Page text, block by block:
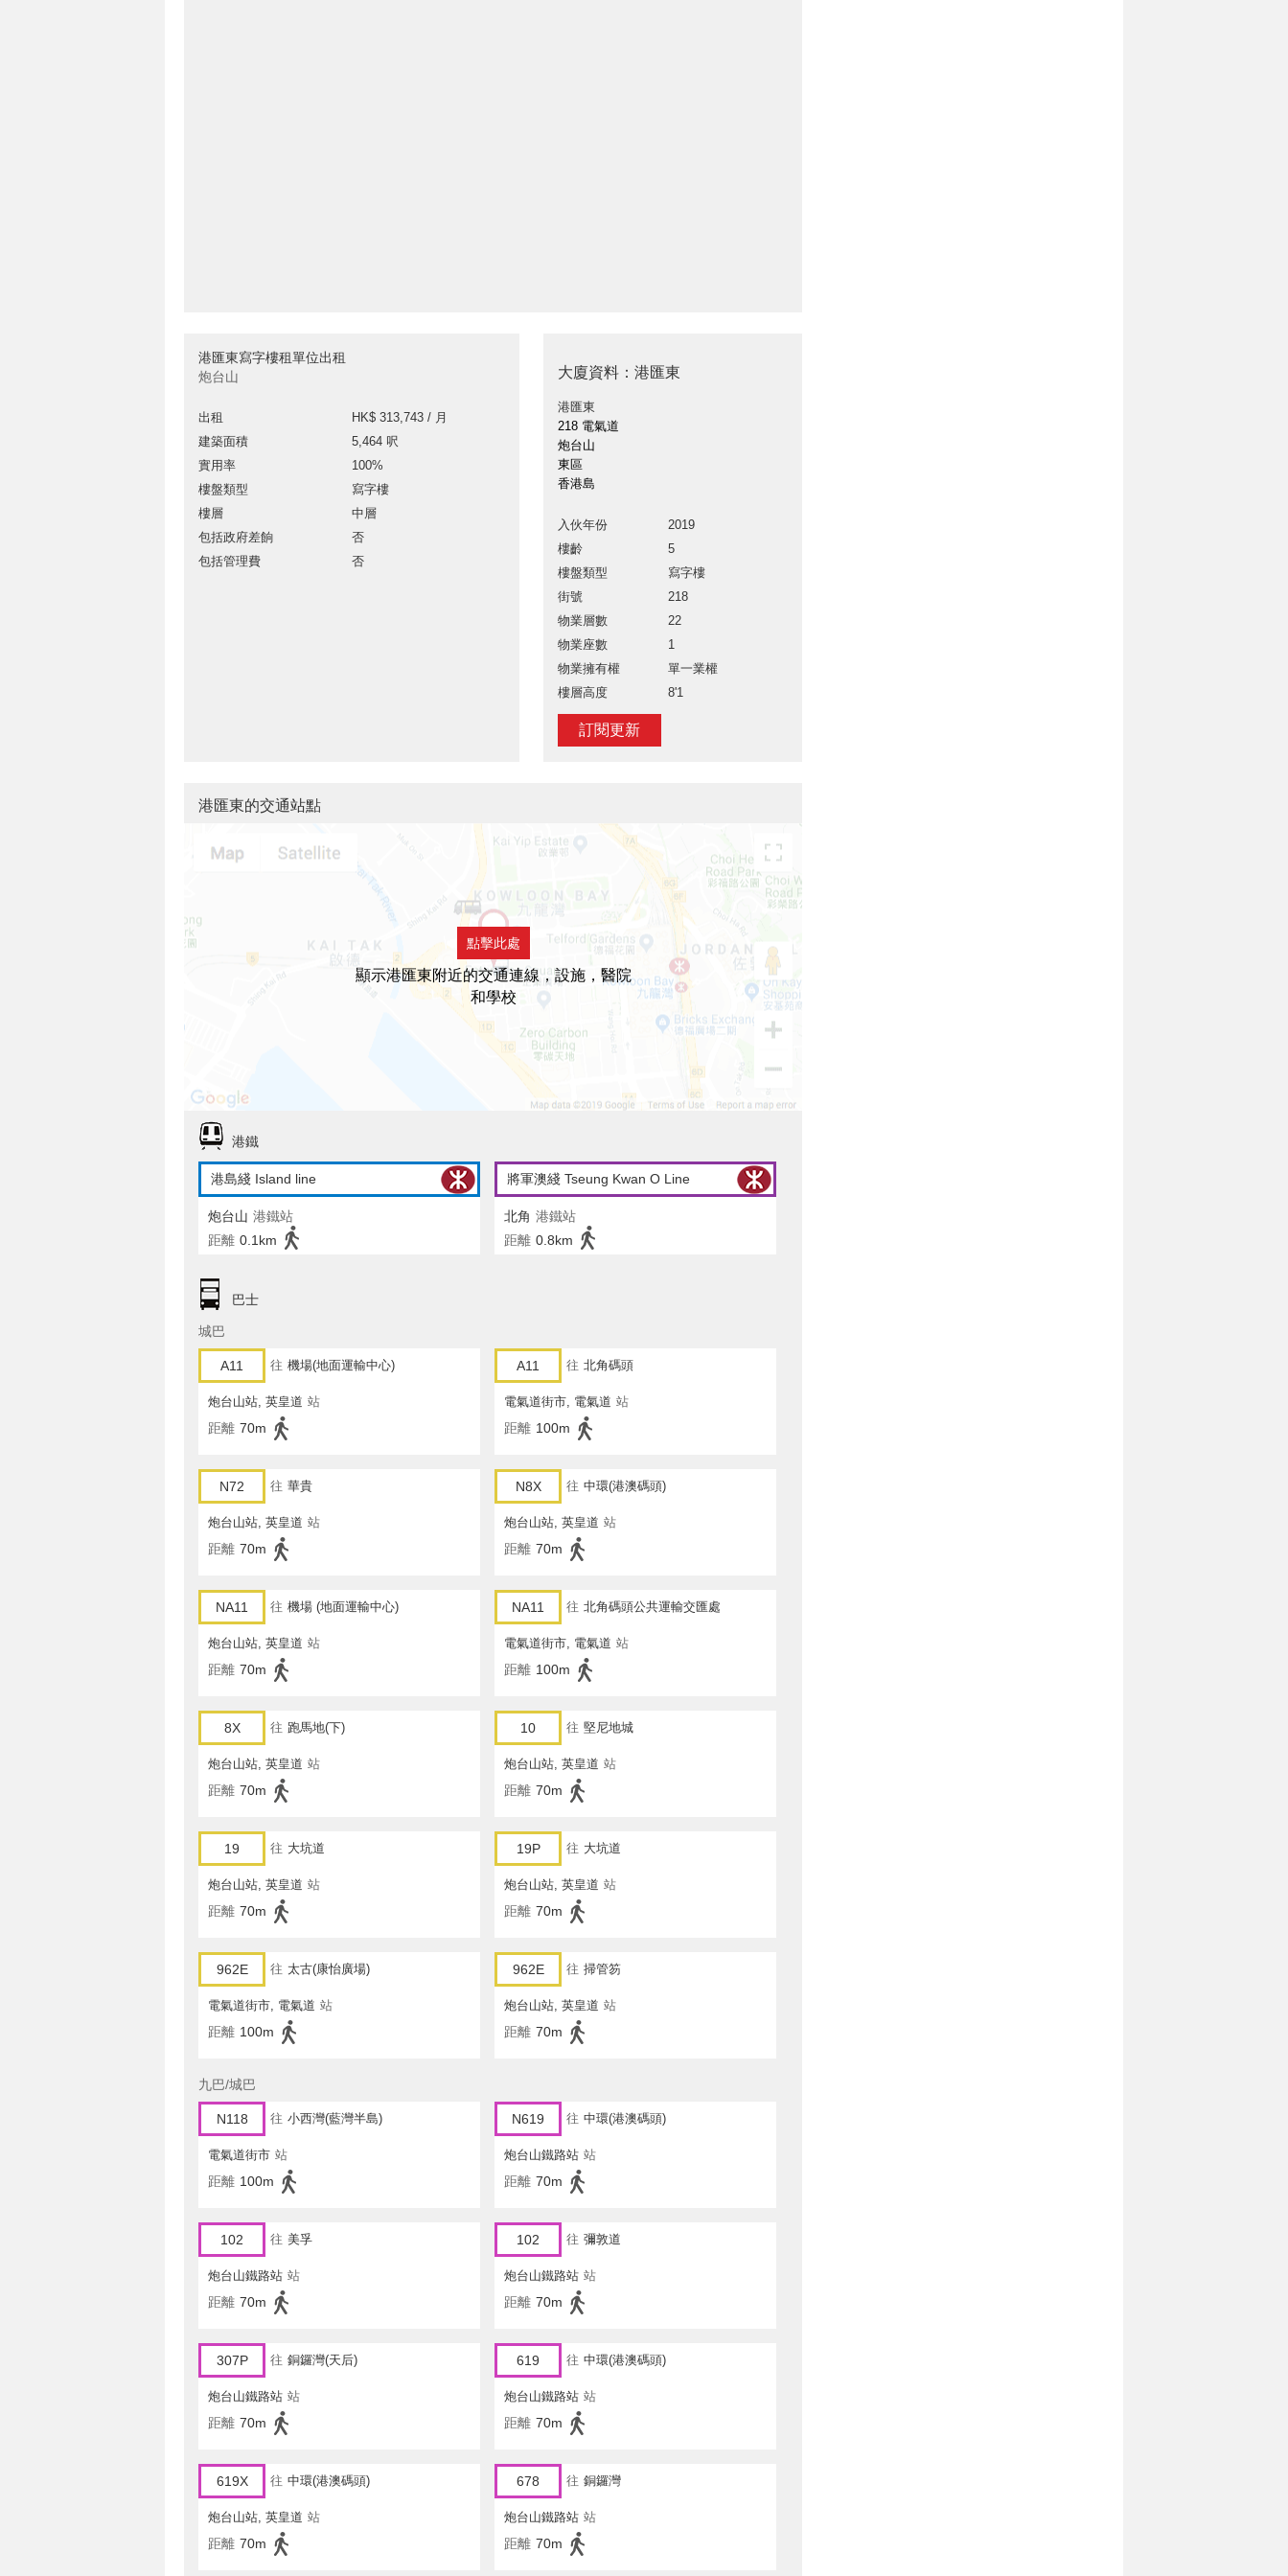
港匯東寫字樓租單位出租
炮台山
出租
HK$ 313,743 / 月
建築面積
5,464 呎
實用率
100%
樓盤類型
寫字樓
樓層
中層
包括政府差餉
否
包括管理費
否
大廈資料：港匯東
港匯東
218 電氣道
炮台山
東區
香港島
入伙年份
2019
樓齡
5
樓盤類型
寫字樓
街號
218
物業層數
22
物業座數
1
物業擁有權
單一業權
樓層高度
8'1
訂閱更新
港匯東的交通站點
點擊此處
顯示港匯東附近的交通連線，設施，醫院
和學校
港鐵
港島綫 Island line
炮台山 港鐵站
距離 0.1km
將軍澳綫 Tseung Kwan O Line
北角 港鐵站
距離 0.8km
巴士
城巴
A11 往 機場(地面運輸中心)
炮台山站, 英皇道 站
距離 70m
A11 往 北角碼頭
電氣道街市, 電氣道 站
距離 100m
N72 往 華貴
炮台山站, 英皇道 站
距離 70m
N8X 往 中環(港澳碼頭)
炮台山站, 英皇道 站
距離 70m
NA11 往 機場 (地面運輸中心)
炮台山站, 英皇道 站
距離 70m
NA11 往 北角碼頭公共運輸交匯處
電氣道街市, 電氣道 站
距離 100m
8X 往 跑馬地(下)
炮台山站, 英皇道 站
距離 70m
10 往 堅尼地城
炮台山站, 英皇道 站
距離 70m
19 往 大坑道
炮台山站, 英皇道 站
距離 70m
19P 往 大坑道
炮台山站, 英皇道 站
距離 70m
962E 往 太古(康怡廣場)
電氣道街市, 電氣道 站
距離 100m
962E 往 掃管笏
炮台山站, 英皇道 站
距離 70m
九巴/城巴
N118 往 小西灣(藍灣半島)
電氣道街市 站
距離 100m
N619 往 中環(港澳碼頭)
炮台山鐵路站 站
距離 70m
102 往 美孚
炮台山鐵路站 站
距離 70m
102 往 彌敦道
炮台山鐵路站 站
距離 70m
307P 往 銅鑼灣(天后)
炮台山鐵路站 站
距離 70m
619 往 中環(港澳碼頭)
炮台山鐵路站 站
距離 70m
619X 往 中環(港澳碼頭)
炮台山站, 英皇道 站
距離 70m
678 往 銅鑼灣
炮台山鐵路站 站
距離 70m